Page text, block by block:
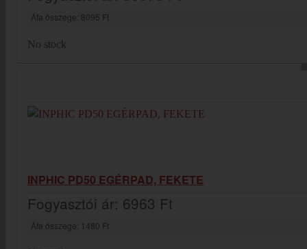
Áfa összege: 8095 Ft
No stock
INPHIC PD50 EGÉRPAD, FEKETE
Fogyasztói ár: 6963 Ft
Áfa összege: 1480 Ft